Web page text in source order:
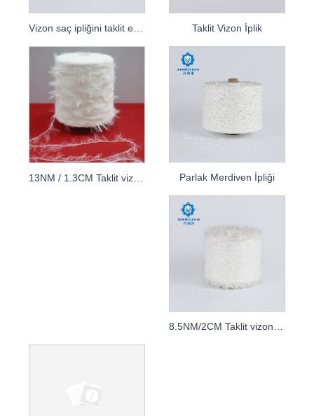
Vizon saç ipliğini taklit edin Taklit Vizon İplik
13NM / 1.3CM Taklit vizon ipliği Parlak Merdiven İpliği